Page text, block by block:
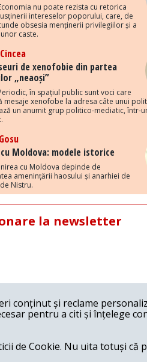
nu poate rezista cu retorica
intereselor poporului, care, de
obsesia menținerii privilegiilor și a
caste.
Cincea
de xenofobie din partea
„neaoși”
în spațiul public sunt voci care
mesaje xenofobe la adresa câte unui
un anumit grup politico-mediatic, într-
Gosu
Moldova: modele istorice
cu Moldova depinde de
amenințării haosului și anarhiei de
Nistru.
la newsletter
conținut și reclame
pentru a citi și înțelege
de Cookie. Nu uita totuși că